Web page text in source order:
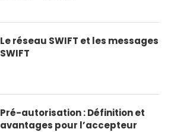
Le réseau SWIFT et les messages
SWIFT
Pré-autorisation : Définition et
avantages pour l’accepteur